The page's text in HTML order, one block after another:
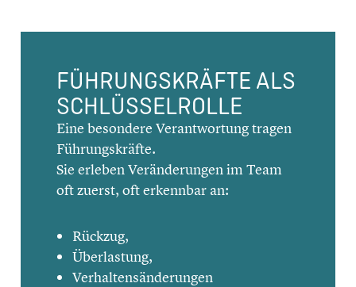
FÜHRUNGS­KRÄFTE ALS
SCHLÜS­SEL­ROLLE
Eine besondere Verant­wor­tung tragen
Führungs­kräfte.
Sie erleben Verän­de­run­gen im Team
oft zuerst, oft erkennbar an:
Rückzug,
Überlas­tung,
Verhal­tens­än­de­run­gen